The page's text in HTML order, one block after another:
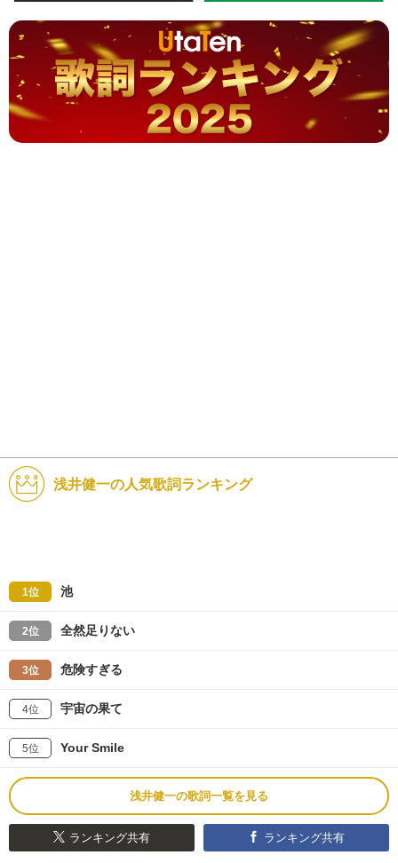
浅井健一の人気歌詞ランキング
1位 池
2位 全然足りない
3位 危険すぎる
4位 宇宙の果て
5位 Your Smile
浅井健一の歌詞一覧を見る
ランキング共有 ランキング共有